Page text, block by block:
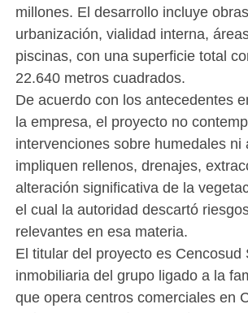
millones. El desarrollo incluye
urbanización, vialidad interna,
piscinas, con una superficie total
22.640 metros cuadrados.
De acuerdo con los antecedentes
la empresa, el proyecto no
intervenciones sobre humedales ni
impliquen rellenos, drenajes,
alteración significativa de la
el cual la autoridad descartó
relevantes en esa materia.
El titular del proyecto es Cencosud
inmobiliaria del grupo ligado a la
que opera centros comerciales en